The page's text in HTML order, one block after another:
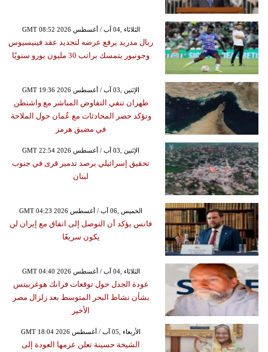
GMT 08:52 2026 الثلاثاء ,04 آب / أغسطس
ريال مدريد يرفع عرضه لتجديد عقد فينيسيوس
وجونيور يتمسك براتب 30 مليون يورو سنويًا
GMT 19:36 2026 الإثنين ,03 آب / أغسطس
طهران تنفي التفاوض المباشر مع واشنطن
وتؤكد حصر المحادثات مع عُمان حول الملاحة
في مضيق هرمز
GMT 22:54 2026 الإثنين ,03 آب / أغسطس
تحقيق إسرائيلي يرصد تدمير قرى في جنوب
لبنان
GMT 04:23 2026 الخميس ,06 آب / أغسطس
فانس يؤكد أن التوصل إلى اتفاق مع إيران لن
يكون سريعًا
GMT 04:40 2026 الثلاثاء ,04 آب / أغسطس
عودة الجدل حول توقعات فرانك هوغربيتس
بشأن نشاط البحر المتوسط بعد زلزال مصر
الأخير
GMT 18:04 2026 الأربعاء ,05 آب / أغسطس
الشيخة حسينة تعلن عزمها العودة إلى